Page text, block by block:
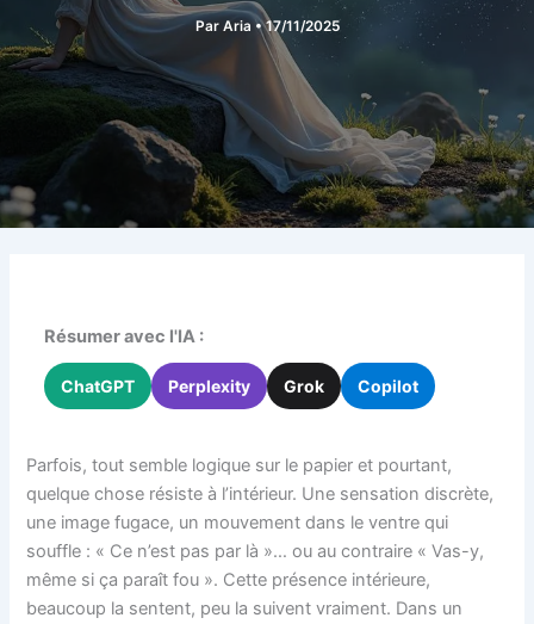
Par Aria•17/11/2025
Résumer avec l'IA :
ChatGPT Perplexity Grok Copilot
Parfois, tout semble logique sur le papier et pourtant,
quelque chose résiste à l’intérieur. Une sensation discrète,
une image fugace, un mouvement dans le ventre qui
souffle : « Ce n’est pas par là »… ou au contraire « Vas-y,
même si ça paraît fou ». Cette présence intérieure,
beaucoup la sentent, peu la suivent vraiment. Dans un